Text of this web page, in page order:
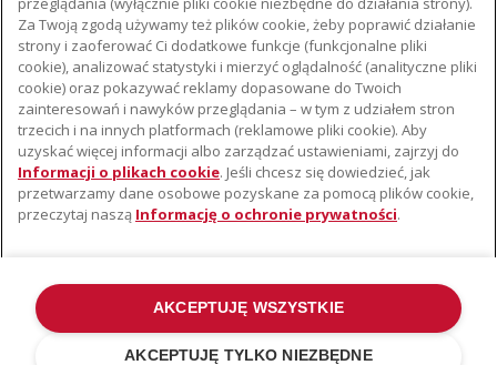
O KITCHENAID
Istota marki
Historia marki
Komunikaty prasowe
WSPARCIE
Gdzie kupić
Znajdź najbliższy serwis
©2022 Wszelkie prawa zastrzeżone. KitchenAid i konstrukcja miksera
stojącego stanowią znaki towarowe w USA i na całym świecie .
Za Twoją zgodą używamy też plików cookie, żeby poprawić działanie
strony i zaoferować Ci dodatkowe funkcje (funkcjonalne pliki
cookie), analizować statystyki i mierzyć oglądalność (analityczne pliki
cookie) oraz pokazywać reklamy dopasowane do Twoich
zainteresowań i nawyków przeglądania – w tym z udziałem stron
trzecich i na innych platformach (reklamowe pliki cookie). Aby
uzyskać więcej informacji albo zarządzać ustawieniami, zajrzyj do
Informacji o plikach cookie. Jeśli chcesz się dowiedzieć, jak
przetwarzamy dane osobowe pozyskane za pomocą plików cookie,
przeczytaj naszą Informację o ochronie prywatności.
AKCEPTUJĘ TYLKO NIEZBĘDNE
AKCEPTUJĘ WSZYSTKIE